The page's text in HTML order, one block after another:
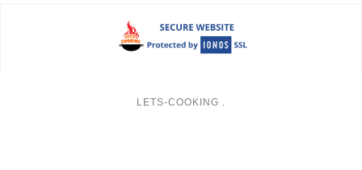
LETS-COOKING .